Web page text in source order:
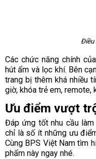
Điều
Các chức năng chính
hút ẩm và lọc khí. Bên
trang bị thêm khá nhiều
giờ, khóa trẻ em, remote,
Ưu điểm vượt
Đáp ứng tốt nhu cầu
chỉ là số ít những ưu
Cùng BPS Việt Nam tìm
phẩm này ngay nhé.